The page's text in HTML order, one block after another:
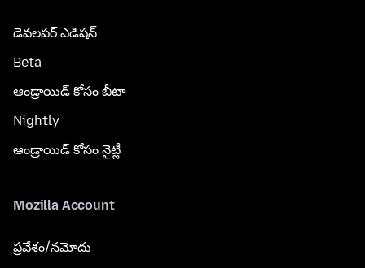
డెవలపర్ ఎడిషన్
Beta
ఆండ్రాయిడ్ కోసం బీటా
Nightly
ఆండ్రాయిడ్ కోసం నైట్లీ
Mozilla Account
ప్రవేశం/నమోదు